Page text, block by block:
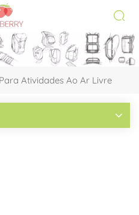
Atividades Ao Ar Livre